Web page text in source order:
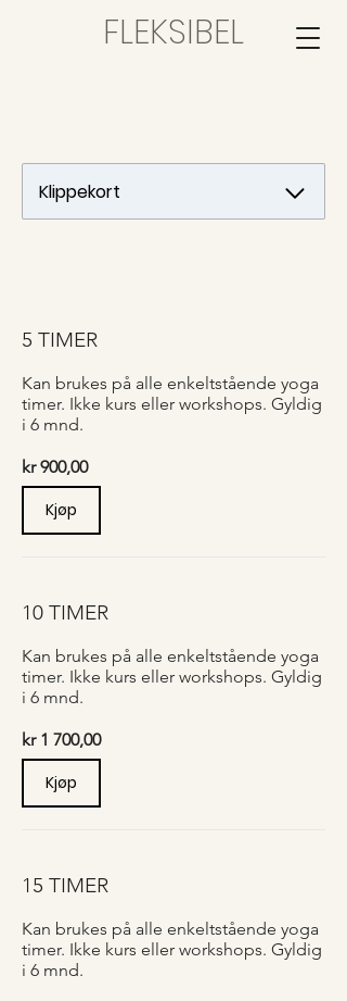
FLEKSIBEL
5 TIMER
Kan brukes på alle enkeltstående yoga
timer. Ikke kurs eller workshops. Gyldig
i 6 mnd.
kr 900,00
Kjøp
10 TIMER
Kan brukes på alle enkeltstående yoga
timer. Ikke kurs eller workshops. Gyldig
i 6 mnd.
kr 1 700,00
Kjøp
15 TIMER
Kan brukes på alle enkeltstående yoga
timer. Ikke kurs eller workshops. Gyldig
i 6 mnd.